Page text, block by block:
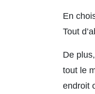
En
Tout
De
tout le
endroit